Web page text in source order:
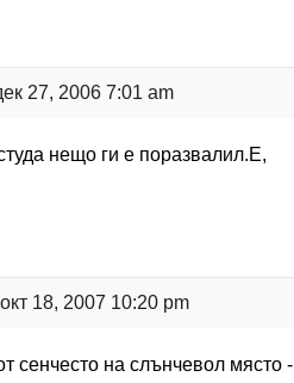
27, 2006 7:01 am
нещо ги е поразвалил.Е,
окт 18, 2007 10:20 pm
сенчесто на слънчевол място -